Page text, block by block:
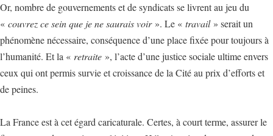
Or, nombre de gouvernements et de syndicats se livrent au jeu du
« couvrez ce sein que je ne saurais voir». Le « travail » serait un
phénomène nécessaire, conséquence d’une place fixée pour toujours à
l’humanité. Et la « retraite », l’acte d’une justice sociale ultime envers
ceux qui ont permis survie et croissance de la Cité au prix d’efforts et
de peines.
La France est à cet égard caricaturale. Certes, à court terme, assurer le